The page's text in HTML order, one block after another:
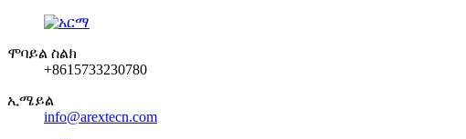
ሞባይል ስልክ
+8615733230780
ኢሜይል
info@arextecn.com